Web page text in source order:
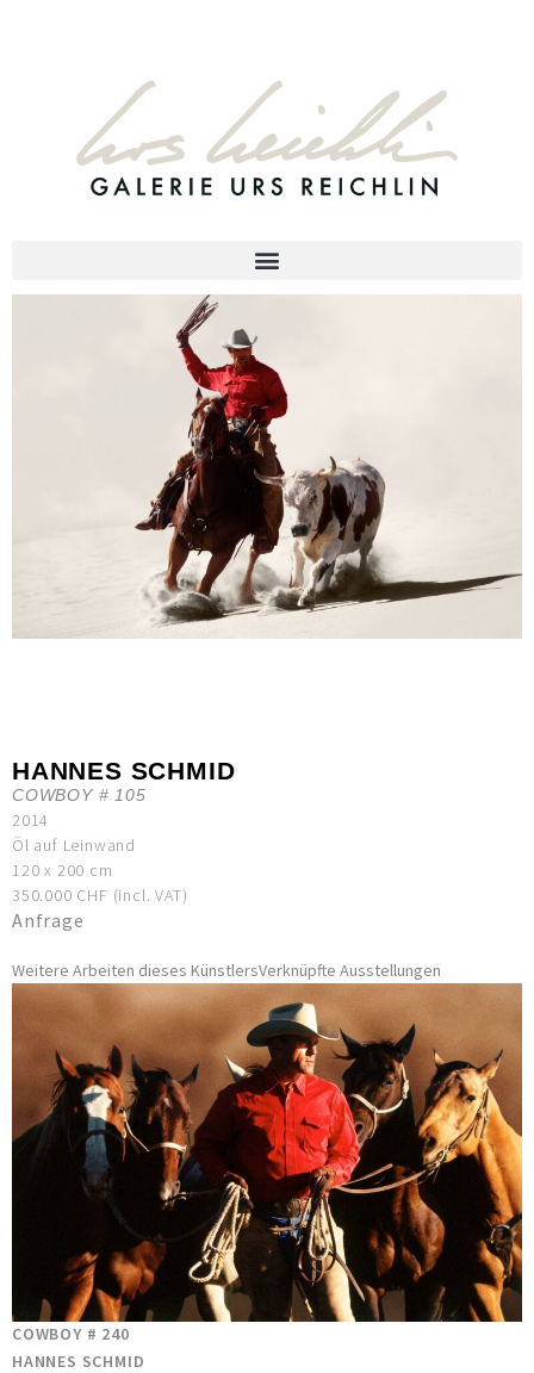
HANNES SCHMID
COWBOY # 105
2014
Öl auf Leinwand
120 x 200 cm
350.000 CHF (incl. VAT)
Anfrage
Weitere Arbeiten dieses KünstlersVerknüpfte Ausstellungen
COWBOY # 240
HANNES SCHMID